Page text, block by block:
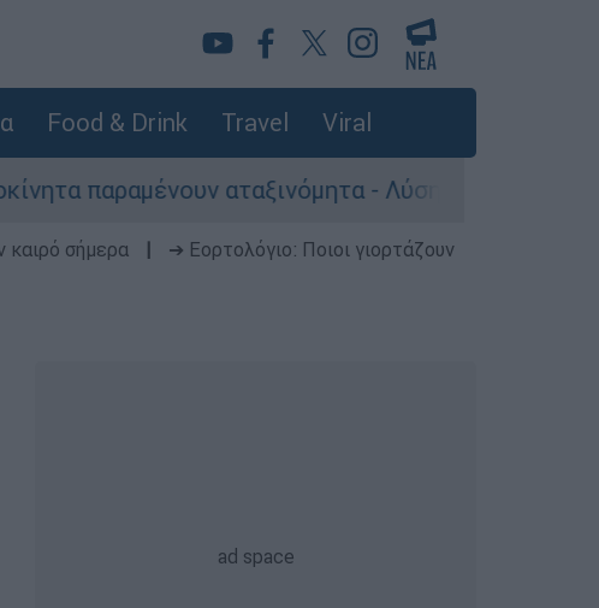
Food & Drink Travel Viral
αταξινόμητα - Λύση αναζητά το υπουργείο
καιρό σήμερα
➔ Εορτολόγιο: Ποιοι γιορτάζουν